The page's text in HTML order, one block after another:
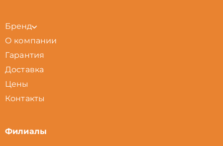
Бренд
О компании
Гарантия
Доставка
Цены
Контакты
Филиалы